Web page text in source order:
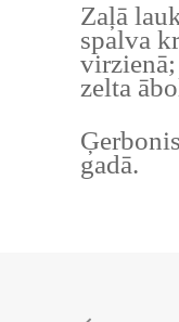
Zaļā
spalva
virzienā;
zelta
gadā.